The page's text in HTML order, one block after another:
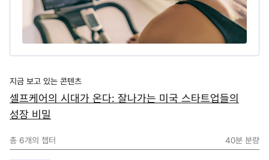
지금 보고 있는 콘텐츠
셀프케어의 시대가 온다: 잘나가는 미국 스타트업들의
성장 비밀
총 6개의 챕터 40분 분량